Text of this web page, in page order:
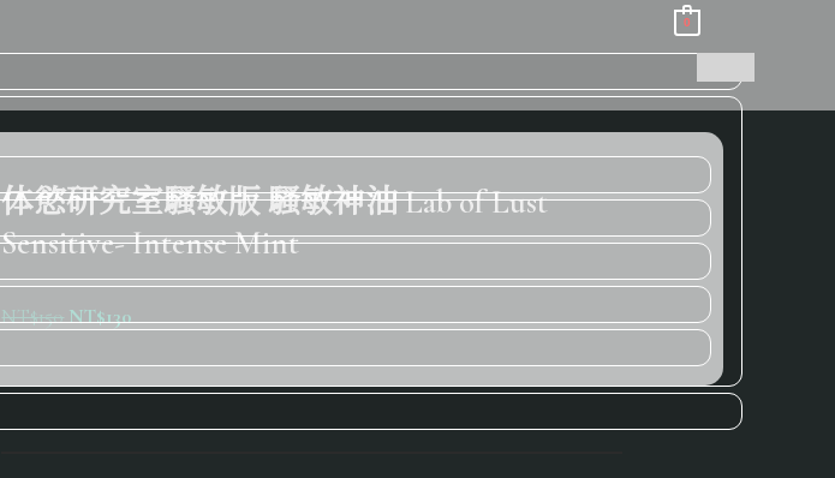
0
体慾研究室騷敏版 騷敏神油 Lab of Lust
Sensitive- Intense Mint
NT$150NT$130